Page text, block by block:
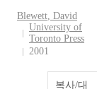
Blewett, David
University of
Toronto Press
2001
복사/대